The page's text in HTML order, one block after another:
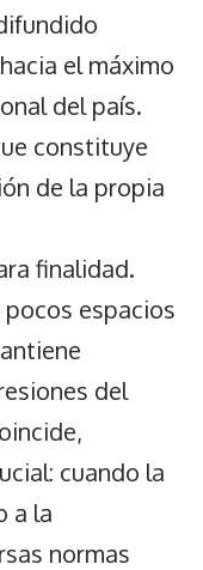
el máximo
del país.
constituye
de la propia
finalidad.
espacios
del
cuando la
a la
normas